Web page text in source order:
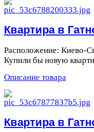
Квартира в
Расположение: Киево-
Купили бы новую
Описание товара
Квартира в